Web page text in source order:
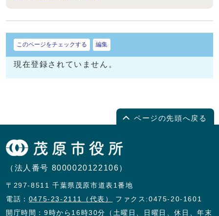
このページをチェックする 編集
現在登録されていません。
ページの先頭へ戻る
（法人番号 8000020122106）
〒297-8511 千葉県茂原市道表1番地
電話： 0475-23-2111（代表）
ファクス:0475-20-1601
開庁時間：9時から16時30分（土曜日、日曜日、休日、年末